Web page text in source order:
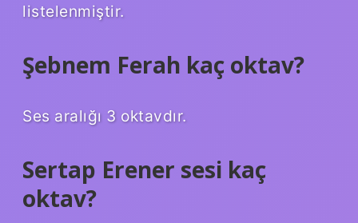
listelenmiştir.
Şebnem Ferah kaç oktav?
Ses aralığı 3 oktavdır.
Sertap Erener sesi kaç
oktav?